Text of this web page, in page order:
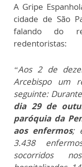
A Gripe
cidade de São
falando do
redentoristas:
“Aos 2 de
Arcebispo um
seguinte:
dia 29 de
paróquia da
aos enfermos;
3.438
socorridos